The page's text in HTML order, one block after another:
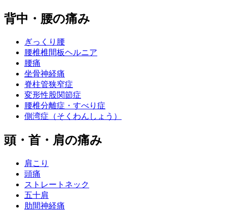
背中・腰の痛み
ぎっくり腰
腰椎椎間板ヘルニア
腰痛
坐骨神経痛
脊柱管狭窄症
変形性股関節症
腰椎分離症・すべり症
側湾症（そくわんしょう）
頭・首・肩の痛み
肩こり
頭痛
ストレートネック
五十肩
肋間神経痛